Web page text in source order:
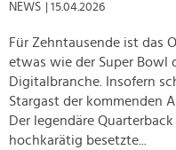
NEWS | 15.04.2026
Für Zehntausende ist das
etwas wie der Super Bowl
Digitalbranche. Insofern
Stargast der kommenden
Der legendäre
hochkarätig besetzte...